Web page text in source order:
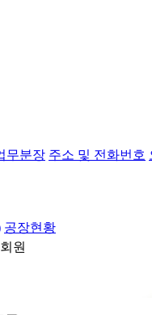
무분장 주소 및 전화번호
공장현황
원